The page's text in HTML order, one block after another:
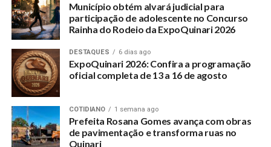
Município obtém alvará judicial para
participação de adolescente no Concurso
Rainha do Rodeio da ExpoQuinari 2026
DESTAQUES 6 dias ago
ExpoQuinari 2026: Confira a programação
oficial completa de 13 a 16 de agosto
COTIDIANO 1 semana ago
Prefeita Rosana Gomes avança com obras
de pavimentação e transforma ruas no
Quinari